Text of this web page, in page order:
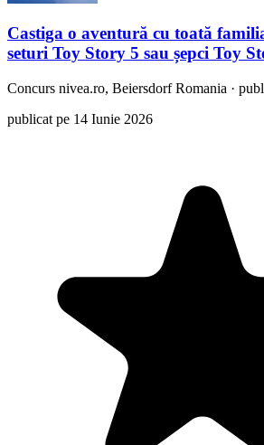
Castiga o aventură cu toată
seturi Toy Story 5 sau șepci Toy
Concurs nivea.ro, Beiersdorf Romania ·
publicat pe 14 Iunie 2026